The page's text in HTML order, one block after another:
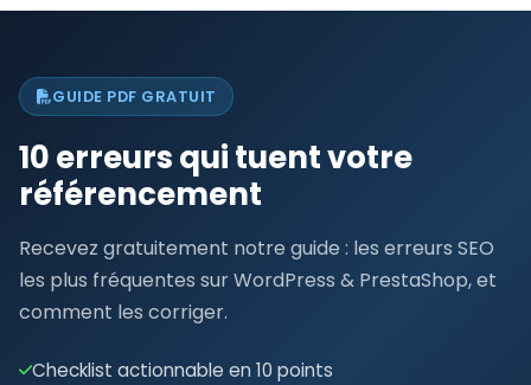
GUIDE PDF GRATUIT
10 erreurs qui tuent votre
référencement
Recevez gratuitement notre guide : les erreurs SEO
les plus fréquentes sur WordPress & PrestaShop, et
comment les corriger.
Checklist actionnable en 10 points